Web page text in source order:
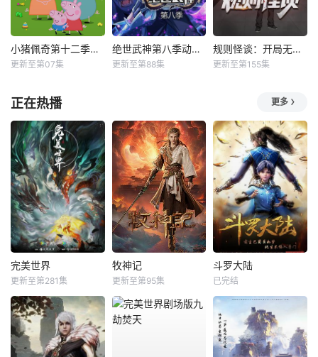
小猪佩奇第十二季国语
更新至第07集
绝世武神第八季动态漫
更新至第88集
规则怪谈：开局无限诡币动态漫
更新至第155集
正在热播 更多
完美世界
更新至第281集
牧神记
更新至第95集
斗罗大陆
已完结